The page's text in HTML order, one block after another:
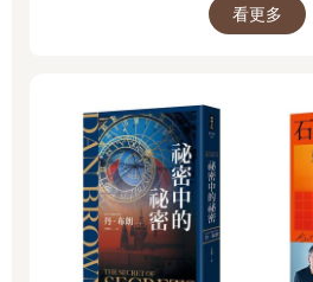
看更多